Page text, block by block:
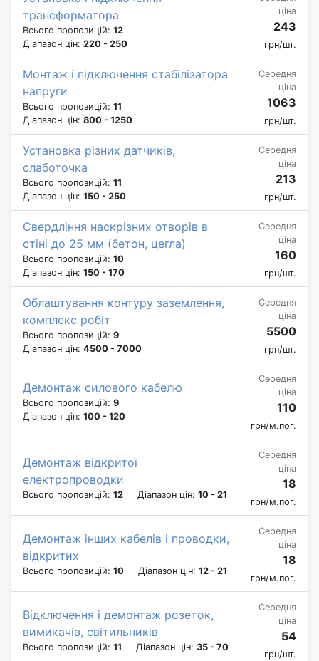
трансформатора
Всього пропозицій: 12
Діапазон цін: 220 - 250
ціна
243
грн/шт.
Монтаж і підключення стабілізатора
напруги
Всього пропозицій: 11
Діапазон цін: 800 - 1250
Середня
ціна
1063
грн/шт.
Установка різних датчиків,
слаботочка
Всього пропозицій: 11
Діапазон цін: 150 - 250
Середня
ціна
213
грн/шт.
Свердління наскрізних отворів в
стіні до 25 мм (бетон, цегла)
Всього пропозицій: 10
Діапазон цін: 150 - 170
Середня
ціна
160
грн/шт.
Облаштування контуру заземлення,
комплекс робіт
Всього пропозицій: 9
Діапазон цін: 4500 - 7000
Середня
ціна
5500
грн/шт.
Демонтаж силового кабелю
Всього пропозицій: 9
Діапазон цін: 100 - 120
Середня
ціна
110
грн/м.пог.
Демонтаж відкритої
електропроводки
Всього пропозицій: 12 Діапазон цін: 10 - 21
Середня
ціна
18
грн/м.пог.
Демонтаж інших кабелів і проводки,
відкритих
Всього пропозицій: 10 Діапазон цін: 12 - 21
Середня
ціна
18
грн/м.пог.
Відключення і демонтаж розеток,
вимикачів, світильників
Всього пропозицій: 11 Діапазон цін: 35 - 70
Середня
ціна
54
грн/шт.